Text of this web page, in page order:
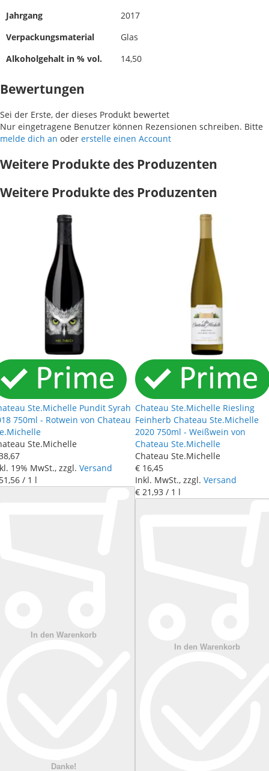
Jahrgang
2017
Verpackungsmaterial
Glas
Alkoholgehalt in % vol.
14,50
Bewertungen
Sei der Erste, der dieses Produkt bewertet
Nur eingetragene Benutzer können Rezensionen schreiben. Bitte
melde dich an oder erstelle einen Account
Weitere Produkte des Produzenten
Weitere Produkte des Produzenten
Ste.Michelle Pundit Syrah
750ml - Rotwein von Chateau
Ste.Michelle
,67
19% MwSt., zzgl. Versand
,56 / 1 l
In den Warenkorb
Danke!
Chateau Ste.Michelle Riesling
Feinherb Chateau Ste.Michelle
2020 750ml - Weißwein von
Chateau Ste.Michelle
Chateau Ste.Michelle
€ 16,45
Inkl. MwSt., zzgl. Versand
€ 21,93 / 1 l
In den Warenkorb